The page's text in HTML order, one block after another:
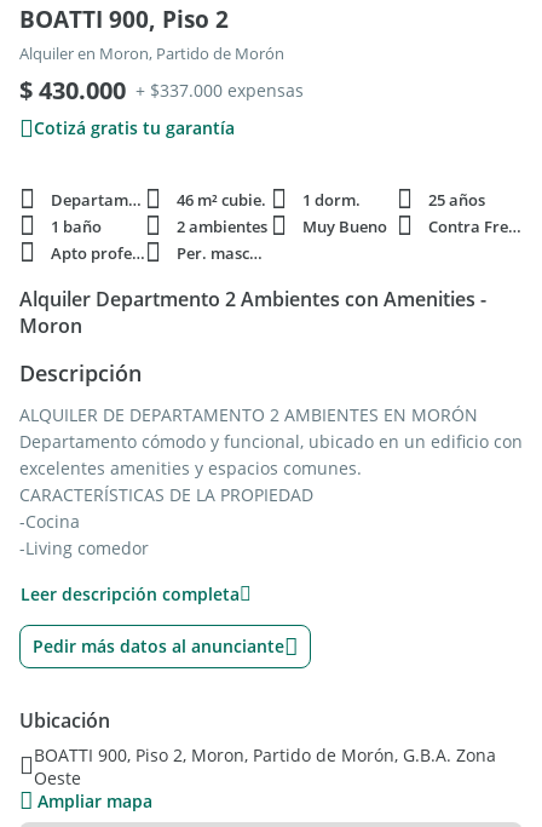
BOATTI 900, Piso 2
Alquiler en Moron, Partido de Morón
$ 430.000 + $337.000 expensas
Cotizá gratis tu garantía
Departamento 46 m² cubie. 1 dorm.
25 años
1 baño
2 ambientes Muy Bueno
Contra Frente
Apto profesi.
Per. mascota
Alquiler Departmento 2 Ambientes con Amenities -
Moron
Descripción
ALQUILER DE DEPARTAMENTO 2 AMBIENTES EN MORÓN
Departamento cómodo y funcional, ubicado en un edificio con
excelentes amenities y espacios comunes.
CARACTERÍSTICAS DE LA PROPIEDAD
-Cocina
-Living comedor
-Dormitorio con placard
AMENITIES DEL EDIFICIO
-Gimnasio
-Parque
-Parrilla
-Pileta
-Mini cancha de basquet
-Vigilancia 24 hs
Leer descripción completa
Pedir más datos al anunciante
Ubicación
BOATTI 900, Piso 2, Moron, Partido de Morón, G.B.A. Zona
Oeste
Ampliar mapa